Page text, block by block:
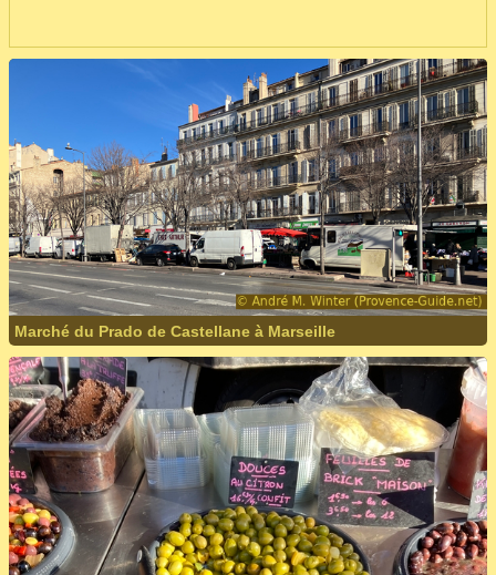
Marché du Prado de Castellane à Marseille